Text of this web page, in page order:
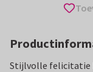
Stijlvolle felicitatie